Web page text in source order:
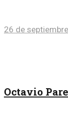
26 de
Octavio